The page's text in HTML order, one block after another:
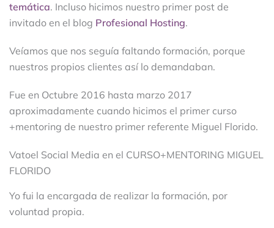
temática. Incluso hicimos nuestro primer post de
invitado en el blog Profesional Hosting.
Veíamos que nos seguía faltando formación, porque
nuestros propios clientes así lo demandaban.
Fue en Octubre 2016 hasta marzo 2017
aproximadamente cuando hicimos el primer curso
+mentoring de nuestro primer referente Miguel Florido.
Vatoel Social Media en el CURSO+MENTORING MIGUEL
FLORIDO
Yo fui la encargada de realizar la formación, por
voluntad propia.